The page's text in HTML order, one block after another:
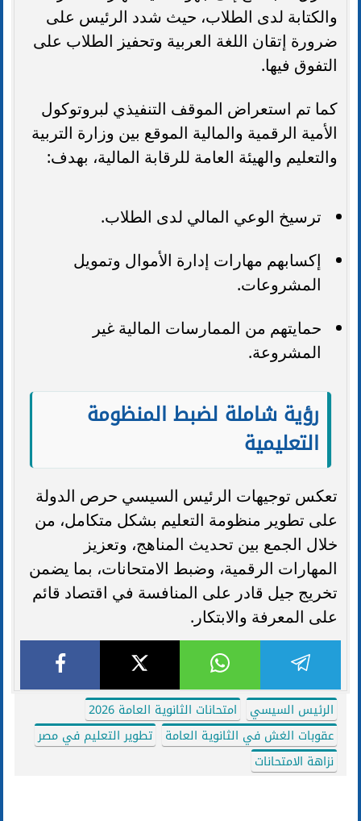
والكتابة لدى الطلاب، حيث شدد الرئيس على
ضرورة إتقان اللغة العربية وتحفيز الطلاب على
التفوق فيها.
كما تم استعراض الموقف التنفيذي لبروتوكول
الأمية الرقمية والمالية الموقع بين وزارة التربية
والتعليم والهيئة العامة للرقابة المالية، بهدف:
ترسيخ الوعي المالي لدى الطلاب.
إكسابهم مهارات إدارة الأموال وتمويل
المشروعات.
حمايتهم من الممارسات المالية غير
المشروعة.
رؤية شاملة لضبط المنظومة
التعليمية
تعكس توجيهات الرئيس السيسي حرص الدولة
على تطوير منظومة التعليم بشكل متكامل، من
خلال الجمع بين تحديث المناهج، وتعزيز
المهارات الرقمية، وضبط الامتحانات، بما يضمن
تخريج جيل قادر على المنافسة في اقتصاد قائم
على المعرفة والابتكار.
الرئيس السيسي
امتحانات الثانوية العامة 2026
عقوبات الغش في الثانوية العامة
تطوير التعليم في مصر
نزاهة الامتحانات